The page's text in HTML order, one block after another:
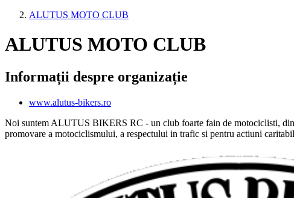
ALUTUS MOTO CLUB
ALUTUS MOTO CLUB
Informații despre organizație
www.alutus-bikers.ro
Noi suntem ALUTUS BIKERS RC - un club foarte fain de motociclisti,
promovare a motociclismului, a respectului in trafic si pentru actiuni